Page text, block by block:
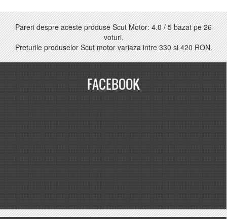
Pareri despre aceste produse Scut Motor: 4.0/5bazat pe26
voturi.
Preturile produselor Scut motor variaza intre330si420 RON.
FACEBOOK